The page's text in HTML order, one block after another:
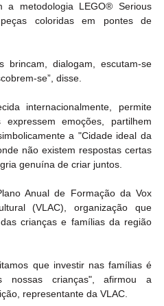
a metodologia LEGO® Serious
coloridas em pontes de
brincam, dialogam, escutam-se
se”, disse.
internacionalmente, permite
emoções, partilhem
a "Cidade ideal da
não existem respostas certas
genuína de criar juntos.
Anual de Formação da Vox
(VLAC), organização que
crianças e famílias da região
que investir nas famílias é
nossas crianças", afirmou a
representante da VLAC.